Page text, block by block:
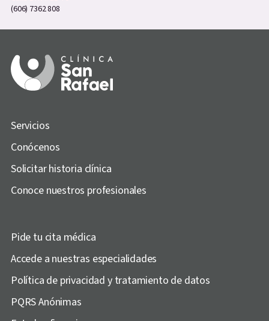
(606) 7362 808
Servicios
Conócenos
Solicitar historia clínica
Conoce nuestros profesionales
Pide tu cita médica
Accede a nuestras especialidades
Política de privacidad y tratamiento de datos
PQRS Anónimas